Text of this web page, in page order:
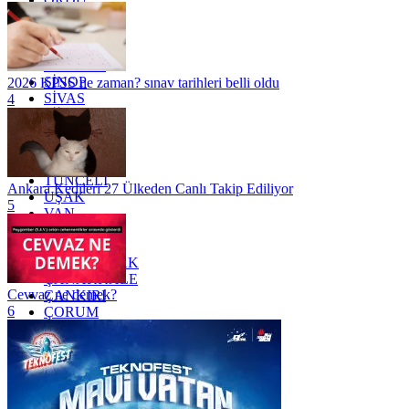
OSMANİYE
RİZE
SAKARYA
SAMSUN
SİNOP
SİVAS
SİİRT
TEKİRDAĞ
TOKAT
TRABZON
TUNCELİ
UŞAK
VAN
YALOVA
YOZGAT
ZONGULDAK
ÇANAKKALE
ÇANKIRI
ÇORUM
İSTANBUL
İZMİR
ŞANLIURFA
ŞIRNAK
2026 KPSS ne zaman? sınav tarihleri belli oldu
4
Ankara Kedileri 27 Ülkeden Canlı Takip Ediliyor
5
Cevvaz ne demek?
6